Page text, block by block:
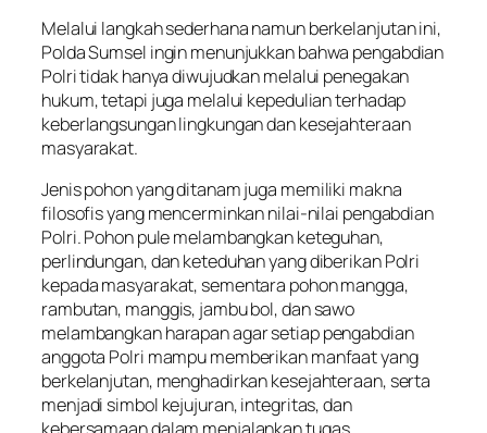
Melalui langkah sederhana namun berkelanjutan ini,
Polda Sumsel ingin menunjukkan bahwa pengabdian
Polri tidak hanya diwujudkan melalui penegakan
hukum, tetapi juga melalui kepedulian terhadap
keberlangsungan lingkungan dan kesejahteraan
masyarakat.
Jenis pohon yang ditanam juga memiliki makna
filosofis yang mencerminkan nilai-nilai pengabdian
Polri. Pohon pule melambangkan keteguhan,
perlindungan, dan keteduhan yang diberikan Polri
kepada masyarakat, sementara pohon mangga,
rambutan, manggis, jambu bol, dan sawo
melambangkan harapan agar setiap pengabdian
anggota Polri mampu memberikan manfaat yang
berkelanjutan, menghadirkan kesejahteraan, serta
menjadi simbol kejujuran, integritas, dan